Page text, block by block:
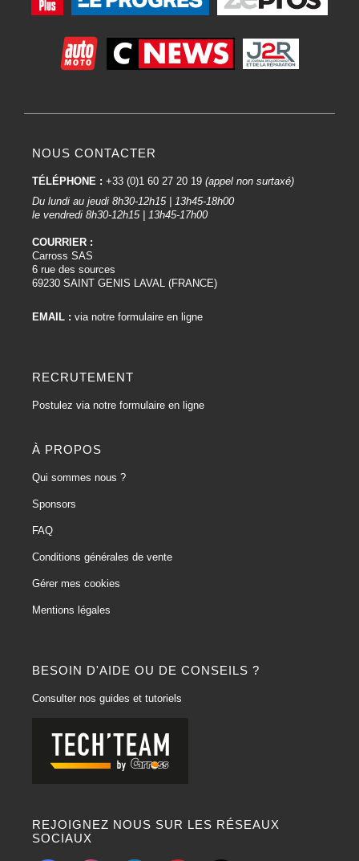
BESOIN D'AIDE OU DE CONSEILS ?
Consulter nos guides et tutoriels
REJOIGNEZ NOUS SUR LES RÉSEAUX
SOCIAUX
NOUS CONTACTER
TÉLÉPHONE : +33 (0)1 60 27 20 19 (appel non surtaxé)
Du lundi au jeudi 8h30-12h15 | 13h45-18h00
le vendredi 8h30-12h15 | 13h45-17h00
COURRIER :
Carross SAS
6 rue des sources
69230 SAINT GENIS LAVAL (FRANCE)
EMAIL : via notre formulaire en ligne
RECRUTEMENT
Postulez via notre formulaire en ligne
À PROPOS
Qui sommes nous ?
Sponsors
FAQ
Conditions générales de vente
Gérer mes cookies
Mentions légales